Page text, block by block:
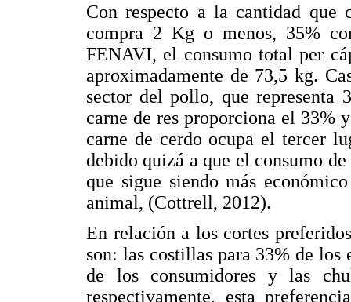
Con respecto a la cantidad que
compra 2 Kg o menos, 35%
FENAVI, el consumo total per
aproximadamente de 73,5 kg.
sector del pollo, que
carne de res proporciona el 33%
carne de cerdo ocupa el tercer
debido quizá a que el consumo
que sigue siendo más
animal, (Cottrell, 2012).
En relación a los cortes
son: las costillas para 33% de
de los consumidores y las
respectivamente, esta